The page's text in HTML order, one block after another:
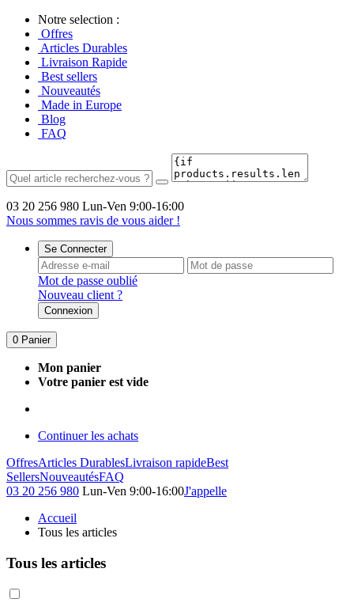
Notre selection :
Offres
Articles Durables
Livraison Rapide
Best sellers
Nouveautés
Made in Europe
Blog
FAQ
03 20 256 980 Lun-Ven 9:00-16:00
Nous sommes ravis de vous aider !
Se Connecter
Mot de passe oublié
Nouveau client ?
Connexion
0 Panier
Mon panier
Votre panier est vide
Continuer les achats
OffresArticles DurablesLivraison rapideBest
SellersNouveautésFAQ
03 20 256 980 Lun-Ven 9:00-16:00J'appelle
Accueil
Tous les articles
Tous les articles